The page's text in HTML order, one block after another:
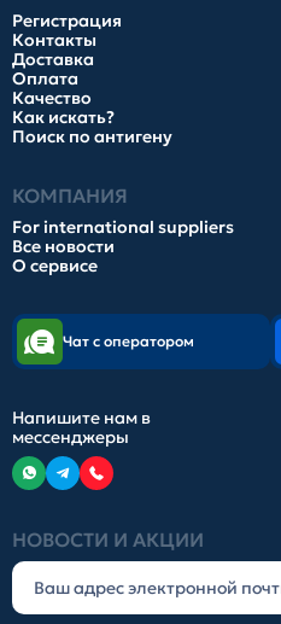
Регистрация
Контакты
Доставка
Оплата
Качество
Как искать?
Поиск по антигену
КОМПАНИЯ
For international suppliers
Все новости
О сервисе
НОВОСТИ И АКЦИИ
Чат с оператором
Напишите нам в
мессенджеры